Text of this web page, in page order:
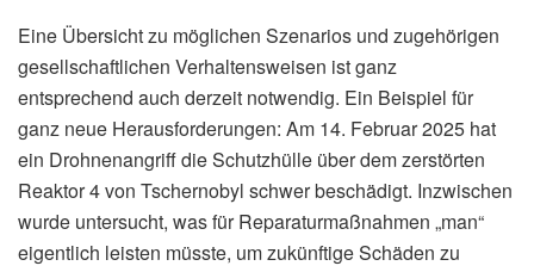
Eine Übersicht zu möglichen Szenarios und zugehörigen
gesellschaftlichen Verhaltensweisen ist ganz
entsprechend auch derzeit notwendig. Ein Beispiel für
ganz neue Herausforderungen: Am 14. Februar 2025 hat
ein Drohnenangriff die Schutzhülle über dem zerstörten
Reaktor 4 von Tschernobyl schwer beschädigt. Inzwischen
wurde untersucht, was für Reparaturmaßnahmen „man“
eigentlich leisten müsste, um zukünftige Schäden zu